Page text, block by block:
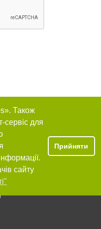
Також
сервіс для
сайту
Прийняти